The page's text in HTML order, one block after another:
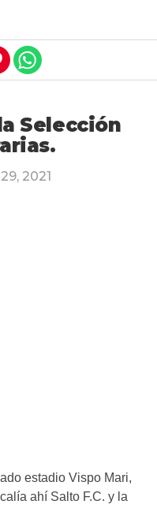
Selección
2021
estadio Vispo Mari,
ahí Salto F.C. y la